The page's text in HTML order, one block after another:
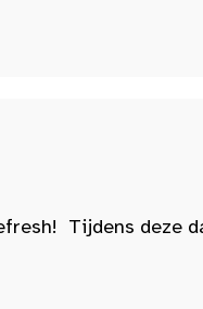
Tijdens deze